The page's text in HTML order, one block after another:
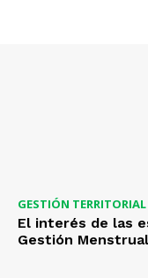
GESTIÓN TERRITORIAL
El interés de las
Gestión Menstrual